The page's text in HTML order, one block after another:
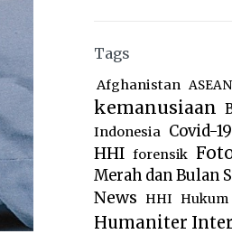
Tags
Afghanistan ASEAN
kemanusiaan
Indonesia Covid-19
HHI forensik
Merah dan Bulan
News
HHI Hukum
Humaniter